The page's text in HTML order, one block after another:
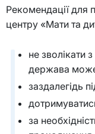
Рекомендації для
центру «Мати та
не зволікати
держава
заздалегідь
за